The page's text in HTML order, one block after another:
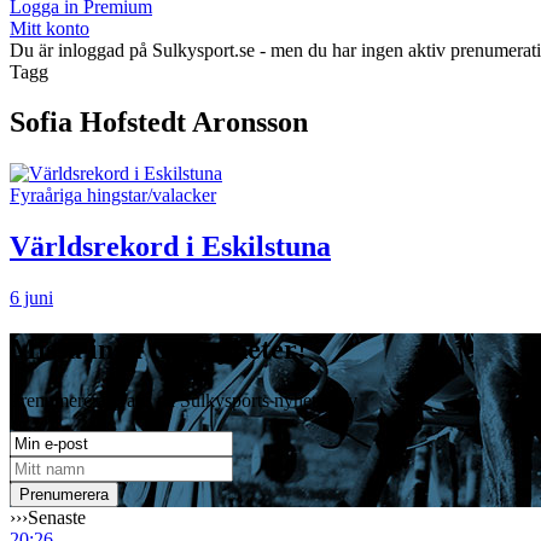
Logga in Premium
Mitt konto
Du är inloggad på Sulkysport.se - men du har ingen aktiv
Tagg
Sofia Hofstedt Aronsson
Fyraåriga hingstar/valacker
Världsrekord i Eskilstuna
6 juni
Missa inga travnyheter!
Prenumerera gratis på Sulkysports nyhetsbrev
›››Senaste